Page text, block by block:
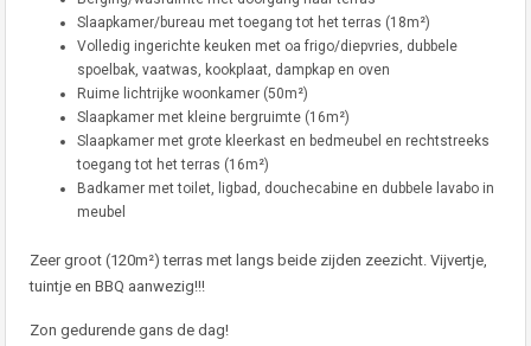
Slaapkamer/bureau met toegang tot het terras (18m²)
Volledig ingerichte keuken met oa frigo/diepvries, dubbele
spoelbak, vaatwas, kookplaat, dampkap en oven
Ruime lichtrijke woonkamer (50m²)
Slaapkamer met kleine bergruimte (16m²)
Slaapkamer met grote kleerkast en bedmeubel en rechtstreeks
toegang tot het terras (16m²)
Badkamer met toilet, ligbad, douchecabine en dubbele lavabo in
meubel
Zeer groot (120m²) terras met langs beide zijden zeezicht. Vijvertje,
tuintje en BBQ aanwezig!!!
Zon gedurende gans de dag!